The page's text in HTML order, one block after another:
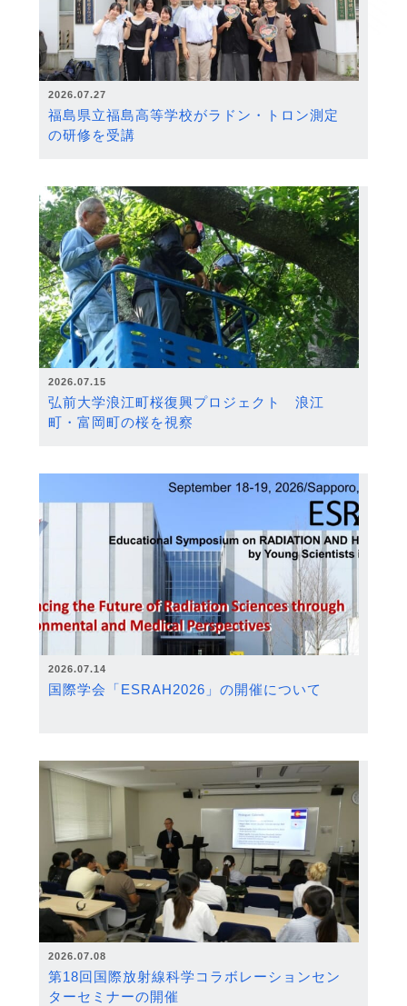
2026.07.27
福島県立福島高等学校がラドン・トロン測定
の研修を受講
2026.07.15
弘前大学浪江町桜復興プロジェクト 浪江
町・富岡町の桜を視察
2026.07.14
国際学会「ESRAH2026」の開催について
2026.07.08
第18回国際放射線科学コラボレーションセン
ターセミナーの開催